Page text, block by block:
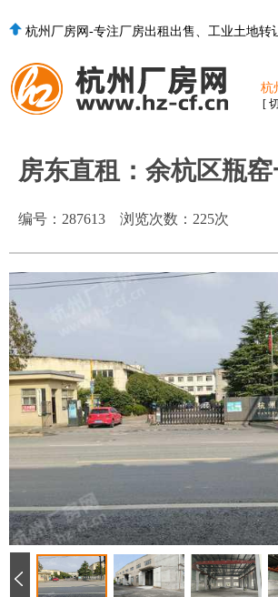
杭州厂房网-专注厂房出租出售、工业土地转
杭
[
房东直租：余杭区瓶
编号： 287613 浏览次数： 225次